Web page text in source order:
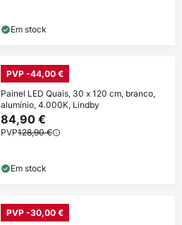
Em stock
PVP -44,00 €
Painel LED Quais, 30 x 120 cm, branco,
alumínio, 4.000K, Lindby
84,90 €
PVP128,90 €
Em stock
PVP -30,00 €